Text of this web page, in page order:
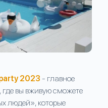
2023 - главное
где вы вживую сможете
людей», которые